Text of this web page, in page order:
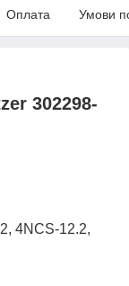
Оплата Умови
302298-
4NCS-12.2,